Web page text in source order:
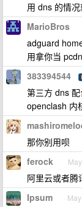
用 dns 的情况
MarioBros
adguard
用拿你当
383394544
第三方 dns
openclash 内
那你别用呗
ferock
阿里云或者
Ipsum